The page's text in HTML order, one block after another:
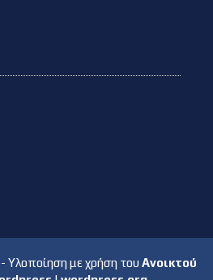
- Υλοποίηση με χρήση του Ανοικτού